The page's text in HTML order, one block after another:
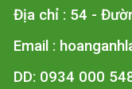
Địa chỉ : 54 -
Email :
DD: 0934 000